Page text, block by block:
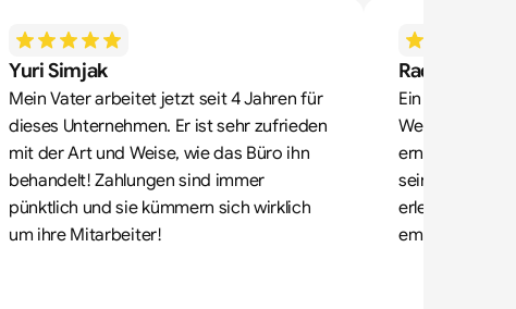
Yuri Simjak
Mein Vater arbeitet jetzt seit 4 Jahren für
dieses Unternehmen. Er ist sehr zufrieden
mit der Art und Weise, wie das Büro ihn
behandelt! Zahlungen sind immer
pünktlich und sie kümmern sich wirklich
um ihre Mitarbeiter!
Radek
Ein sehr gutes
Wenn jemand,
ernst nimmt,
sein Bestes.
erledigt. Ich
empfehlen.